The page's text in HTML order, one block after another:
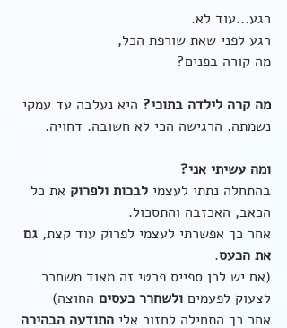
רגע...עוד לא.
רגע לפני שאת שורפת הכל,
מה קורה בפנים?
מה קרה לילדה בתוכי? היא נעלבה עד עמקי
נשמתה. הרגישה הכי לא חשובה. דחויה.
ומה עשיתי אני?
בהתחלה נתתי לעצמי לבכות ולפרוק את כל
הכאב, האכזבה והתסכול.
אחר כך אפשרתי לעצמי לפרוק עוד קצת, גם
את הכעס.
(אם יש לכן ספייס פרטי זה מאוד משחרר
לצעוק לפעמים ולשחרר כעסים החוצה)
אחר כך התחילה לחזור אלי התודעה הבהירה